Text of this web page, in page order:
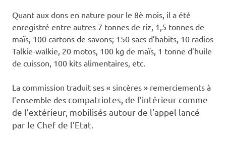
Quant aux dons en nature pour le 8è mois, il a été
enregistré entre autres 7 tonnes de riz, 1,5 tonnes de
maïs, 100 cartons de savons; 150 sacs d’habits, 10 radios
Talkie-walkie, 20 motos, 100 kg de maïs, 1 tonne d’huile
de cuisson, 100 kits alimentaires, etc.
La commission traduit ses « sincères » remerciements à
l’ensemble des compatriotes, de l’intérieur comme
de l’extérieur, mobilisés autour de l’appel lancé
par le Chef de l’Etat.